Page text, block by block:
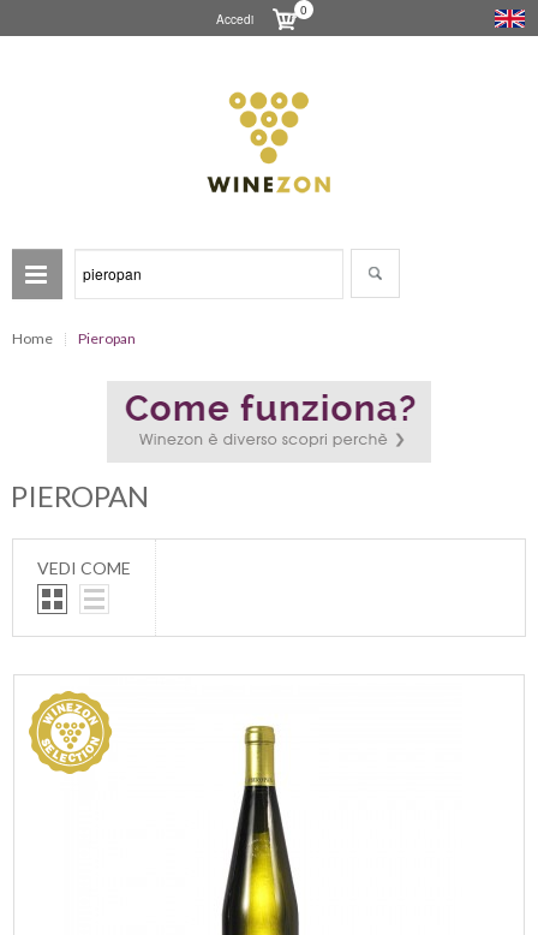
Accedi
0
Home Pieropan
PIEROPAN
VEDI COME